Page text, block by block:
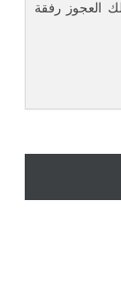
العجوز رفقة